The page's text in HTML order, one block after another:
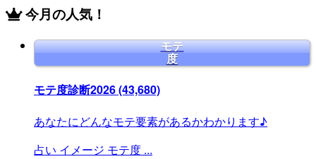
今月の人気！
モテ
度
モテ度診断2026(43,680)
あなたにどんなモテ要素があるかわかります♪
占い イメージ モテ度 ...